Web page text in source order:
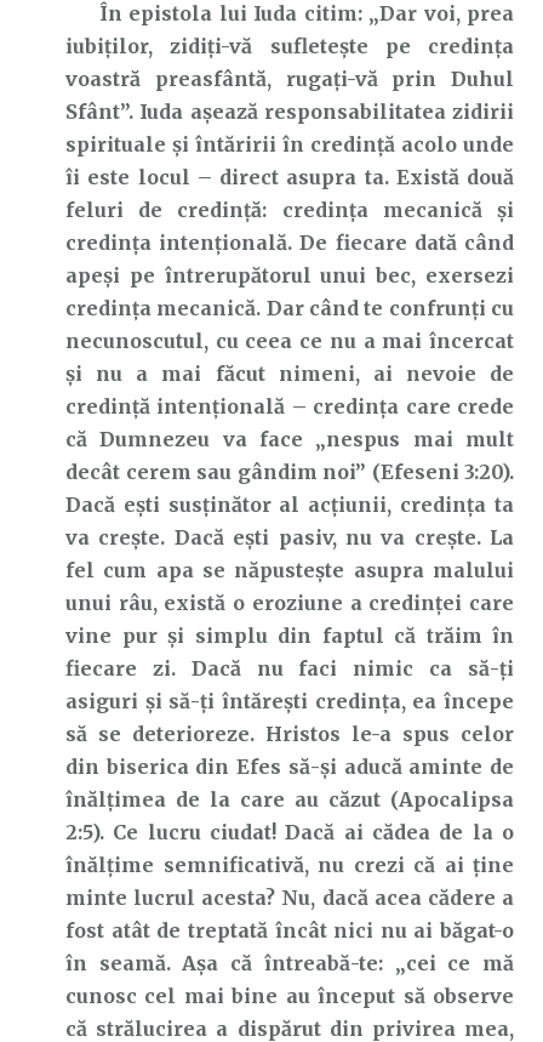
În epistola lui Iuda citim: „Dar voi, prea
iubiților, zidiți-vă sufletește pe credința
voastră preasfântă, rugați-vă prin Duhul
Sfânt”. Iuda așează responsabilitatea zidirii
spirituale și întăririi în credință acolo unde
îi este locul – direct asupra ta. Există două
feluri de credință: credința mecanică și
credința intențională. De fiecare dată când
apeși pe întrerupătorul unui bec, exersezi
credința mecanică. Dar când te confrunți cu
necunoscutul, cu ceea ce nu a mai încercat
și nu a mai făcut nimeni, ai nevoie de
credință intențională – credința care crede
că Dumnezeu va face „nespus mai mult
decât cerem sau gândim noi” (Efeseni 3:20).
Dacă ești susținător al acțiunii, credința ta
va crește. Dacă ești pasiv, nu va crește. La
fel cum apa se năpustește asupra malului
unui râu, există o eroziune a credinței care
vine pur și simplu din faptul că trăim în
fiecare zi. Dacă nu faci nimic ca să-ți
asiguri și să-ți întărești credința, ea începe
să se deterioreze. Hristos le-a spus celor
din biserica din Efes să-și aducă aminte de
înălțimea de la care au căzut (Apocalipsa
2:5). Ce lucru ciudat! Dacă ai cădea de la o
înălțime semnificativă, nu crezi că ai ține
minte lucrul acesta? Nu, dacă acea cădere a
fost atât de treptată încât nici nu ai băgat-o
în seamă. Așa că întreabă-te: „cei ce mă
cunosc cel mai bine au început să observe
că strălucirea a dispărut din privirea mea,